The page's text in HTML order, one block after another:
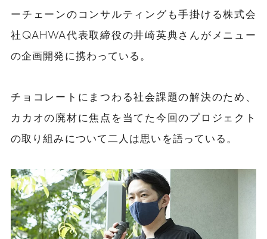
ーチェーンのコンサルティングも手掛ける株式会
社QAHWA代表取締役の井崎英典さんがメニュー
の企画開発に携わっている。
チョコレートにまつわる社会課題の解決のため、
カカオの廃材に焦点を当てた今回のプロジェクト
の取り組みについて二人は思いを語っている。